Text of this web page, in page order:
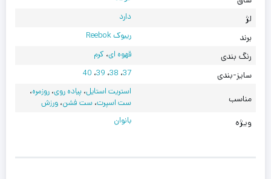
لژ دارد
برند ریبوک Reebok
رنگ بندی قهوه ای، کرم
سایز-بندی 37، 38، 39، 40
مناسب
استریت استایل،پیاده روی،روزمره،
ست اسپرت،ست فشن،ورزش
ویژه بانوان